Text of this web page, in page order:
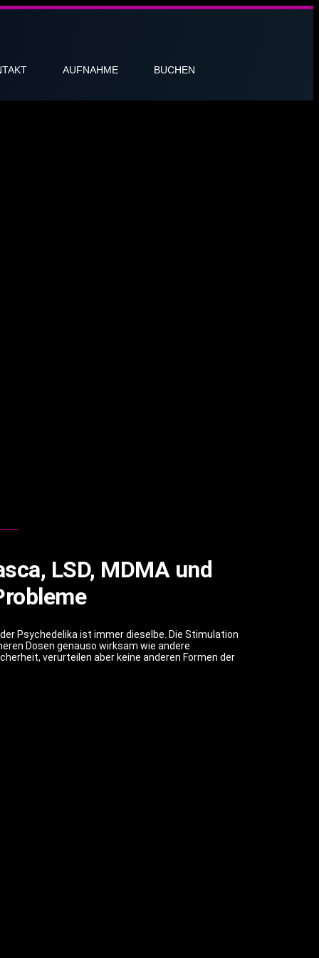
AUFNAHME BUCHEN
LSD, MDMA und
Psychedelika ist immer dieselbe. Die Stimulation
Dosen genauso wirksam wie andere
verurteilen aber keine anderen Formen der